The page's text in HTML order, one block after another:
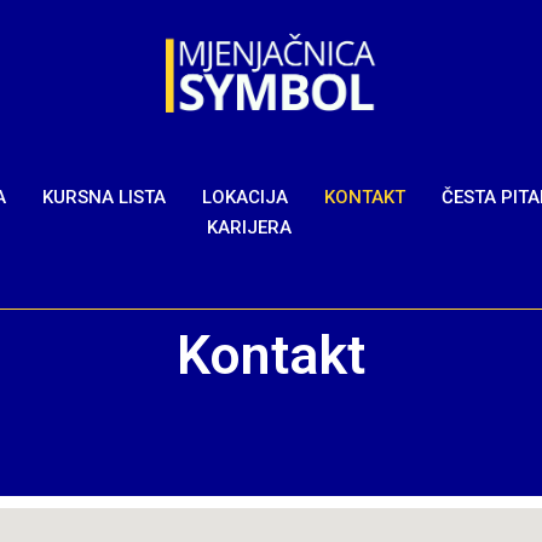
KURSNA LISTA LOKACIJA KONTAKT
ČESTA
KARIJERA
Kontakt